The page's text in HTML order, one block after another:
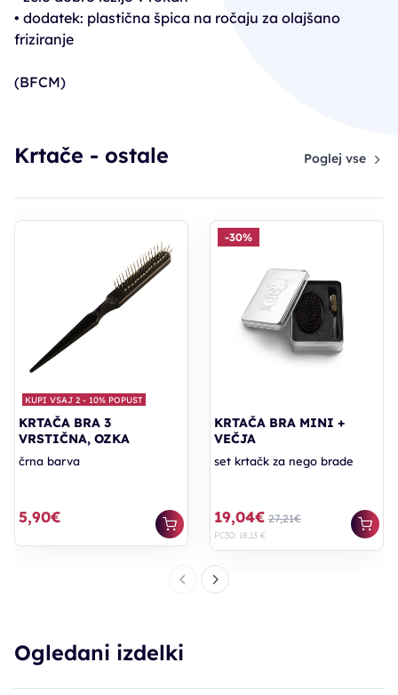
• dodatek: plastična špica na ročaju za olajšano
friziranje
(BFCM)
Krtače - ostale Poglej vse
KUPI VSAJ 2 - 10% POPUST
KRTAČA BRA 3
VRSTIČNA, OZKA
črna barva
5,90€
-30%
KRTAČA BRA MINI +
VEČJA
set krtačk za nego brade
19,04€ 27,21€
PC30: 18,13 €
Ogledani izdelki